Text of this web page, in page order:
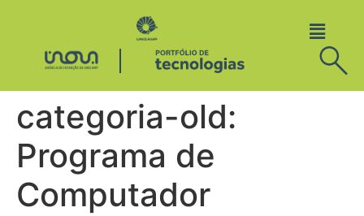
categoria-old:
Programa de
Computador